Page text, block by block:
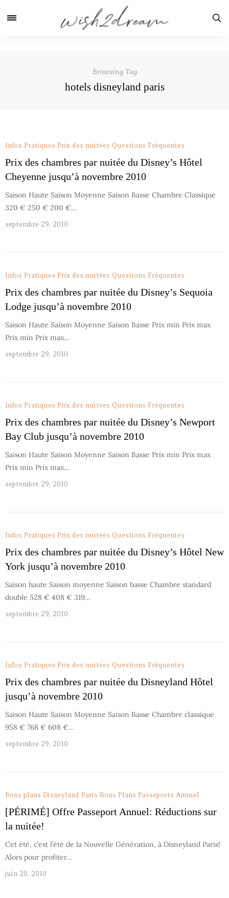
Browsing Tag
hotels disneyland paris
Infos Pratiques Prix des nuitées Questions Fréquentes
Prix des chambres par nuitée du Disney’s Hôtel
Cheyenne jusqu’à novembre 2010
Saison Haute Saison Moyenne Saison Basse Chambre Classique
320 € 250 € 200 €…
septembre 29, 2010
Infos Pratiques Prix des nuitées Questions Fréquentes
Prix des chambres par nuitée du Disney’s Sequoia
Lodge jusqu’à novembre 2010
Saison Haute Saison Moyenne Saison Basse Prix min Prix max
Prix min Prix max…
septembre 29, 2010
Infos Pratiques Prix des nuitées Questions Fréquentes
Prix des chambres par nuitée du Disney’s Newport
Bay Club jusqu’à novembre 2010
Saison Haute Saison Moyenne Saison Basse Prix min Prix max
Prix min Prix max…
septembre 29, 2010
Infos Pratiques Prix des nuitées Questions Fréquentes
Prix des chambres par nuitée du Disney’s Hôtel New
York jusqu’à novembre 2010
Saison haute Saison moyenne Saison basse Chambre standard
double 528 € 408 € 319…
septembre 29, 2010
Infos Pratiques Prix des nuitées Questions Fréquentes
Prix des chambres par nuitée du Disneyland Hôtel
jusqu’à novembre 2010
Saison Haute Saison Moyenne Saison Basse Chambre classique
958 € 768 € 608 €…
septembre 29, 2010
Bons plans Disneyland Paris Bons Plans Passeports Annuel
[PÉRIMÉ] Offre Passeport Annuel: Réductions sur
la nuitée!
Cet été, c’est l’été de la Nouvelle Génération, à Disneyland Paris!
Alors pour profiter…
juin 20, 2010